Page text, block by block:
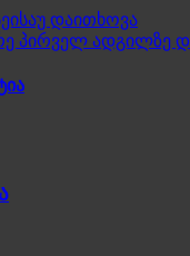
დაითხოვა
პირველ ადგილზე